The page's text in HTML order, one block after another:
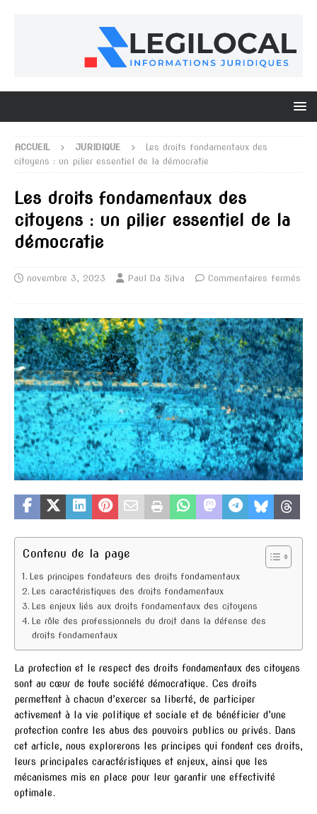
ACCUEIL JURIDIQUE
Les droits fondamentaux des
citoyens : un pilier essentiel de la démocratie
Les droits fondamentaux des
citoyens : un pilier essentiel de la
démocratie
novembre 3, 2023 Paul Da Silva Commentaires fermés
Contenu de la page
Les principes fondateurs des droits fondamentaux
Les caractéristiques des droits fondamentaux
Les enjeux liés aux droits fondamentaux des citoyens
Le rôle des professionnels du droit dans la défense des
droits fondamentaux
La protection et le respect des droits fondamentaux des citoyens
sont au cœur de toute société démocratique. Ces droits
permettent à chacun d’exercer sa liberté, de participer
activement à la vie politique et sociale et de bénéficier d’une
protection contre les abus des pouvoirs publics ou privés. Dans
cet article, nous explorerons les principes qui fondent ces droits,
leurs principales caractéristiques et enjeux, ainsi que les
mécanismes mis en place pour leur garantir une effectivité
optimale.